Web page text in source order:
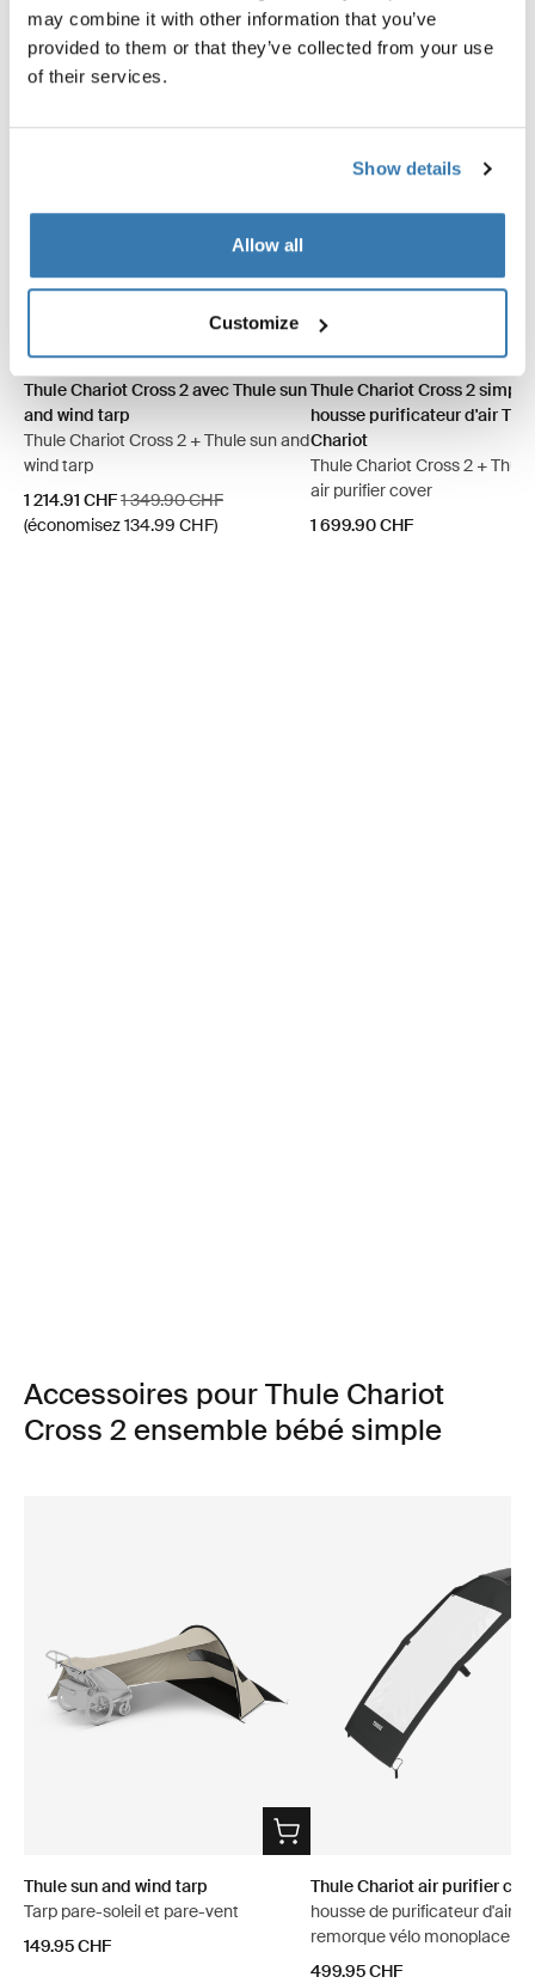
may combine it with other information that you’ve
provided to them or that they’ve collected from your use
of their services.
Show details
Allow all
Customize
Thule Chariot Cross 2 avec Thule sun and wind tarp Ardoise foncée
Thule Chariot Cross 2 avec Thule sun and wind tarp Kaki
Thule Chariot Cross 2 avec Thule sun
and wind tarp
Thule Chariot Cross 2 + Thule sun and
wind tarp
Prix de vente
1 214.91 CHFPrix d’origine
1 349.90 CHF
(économisez 134.99 CHF)
Thule Chariot Cross 2
Thule Chariot Cross 2
housse purificateur d'air
Chariot
Thule Chariot Cross 2 + Thule Chariot
air purifier cover
1 699.90 CHF
Accessoires pour Thule Chariot
Cross 2 ensemble bébé simple
Thule sun and wind tarp
Tarp pare-soleil et pare-vent
149.95 CHF
Thule Chariot air purifier
housse de purificateur d'air
remorque vélo monoplace
499.95 CHF